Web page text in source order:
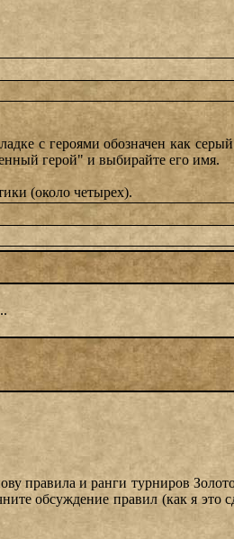
с героями обозначен как
герой" и выбирайте его имя.
(около четырех).
правила и ранги турниров
обсуждение правил (как я это